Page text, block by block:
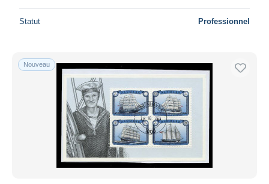
Prix
Uniquement en réduction
Livraison gratuite
Méthodes de paiement
PayPal
Virement bancaire
Visa
Mastercard
Statut Professionnel
Nouveau